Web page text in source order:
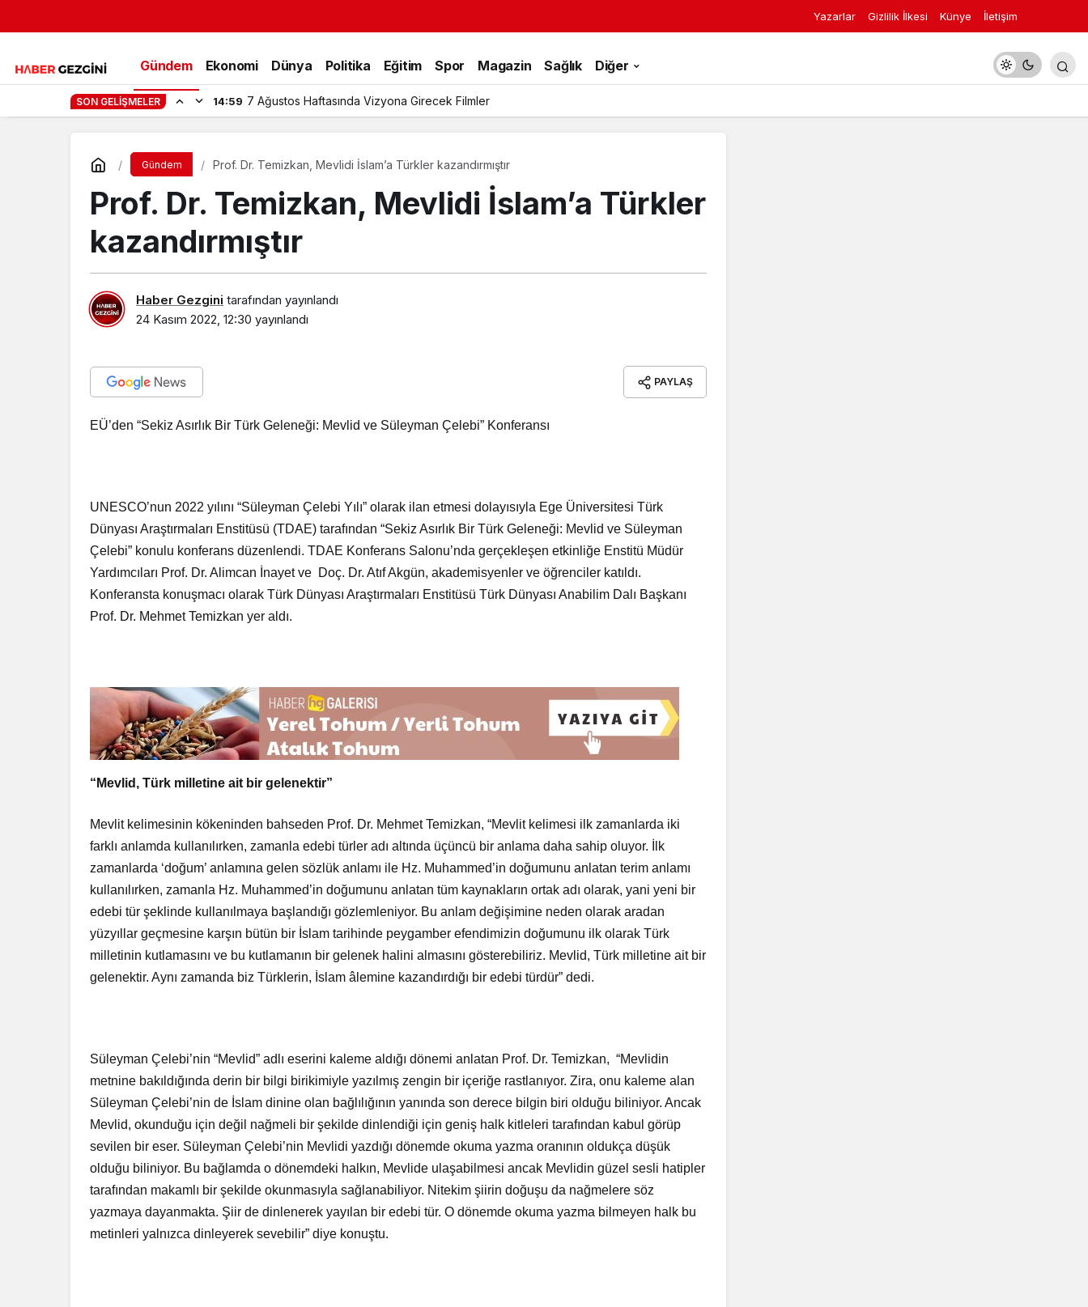
Yazarlar Gizlilik İlkesi Künye İletişim
Gündem Ekonomi Dünya Politika Eğitim Spor Magazin Sağlık Diğer
SON GELIŞMELER 14:59 7 Ağustos Haftasında Vizyona Girecek Filmler
Gündem Prof. Dr. Temizkan, Mevlidi İslam’a Türkler kazandırmıştır
Prof. Dr. Temizkan, Mevlidi İslam’a Türkler
kazandırmıştır
Haber Gezgini tarafından yayınlandı
24 Kasım 2022, 12:30 yayınlandı
PAYLAŞ
EÜ’den “Sekiz Asırlık Bir Türk Geleneği: Mevlid ve Süleyman Çelebi” Konferansı
UNESCO’nun 2022 yılını “Süleyman Çelebi Yılı” olarak ilan etmesi dolayısıyla Ege Üniversitesi Türk
Dünyası Araştırmaları Enstitüsü (TDAE) tarafından “Sekiz Asırlık Bir Türk Geleneği: Mevlid ve Süleyman
Çelebi” konulu konferans düzenlendi. TDAE Konferans Salonu’nda gerçekleşen etkinliğe Enstitü Müdür
Yardımcıları Prof. Dr. Alimcan İnayet ve Doç. Dr. Atıf Akgün, akademisyenler ve öğrenciler katıldı.
Konferansta konuşmacı olarak Türk Dünyası Araştırmaları Enstitüsü Türk Dünyası Anabilim Dalı Başkanı
Prof. Dr. Mehmet Temizkan yer aldı.
“Mevlid, Türk milletine ait bir gelenektir”
Mevlit kelimesinin kökeninden bahseden Prof. Dr. Mehmet Temizkan, “Mevlit kelimesi ilk zamanlarda iki
farklı anlamda kullanılırken, zamanla edebi türler adı altında üçüncü bir anlama daha sahip oluyor. İlk
zamanlarda ‘doğum’ anlamına gelen sözlük anlamı ile Hz. Muhammed’in doğumunu anlatan terim anlamı
kullanılırken, zamanla Hz. Muhammed’in doğumunu anlatan tüm kaynakların ortak adı olarak, yani yeni bir
edebi tür şeklinde kullanılmaya başlandığı gözlemleniyor. Bu anlam değişimine neden olarak aradan
yüzyıllar geçmesine karşın bütün bir İslam tarihinde peygamber efendimizin doğumunu ilk olarak Türk
milletinin kutlamasını ve bu kutlamanın bir gelenek halini almasını gösterebiliriz. Mevlid, Türk milletine ait bir
gelenektir. Aynı zamanda biz Türklerin, İslam âlemine kazandırdığı bir edebi türdür” dedi.
Süleyman Çelebi’nin “Mevlid” adlı eserini kaleme aldığı dönemi anlatan Prof. Dr. Temizkan, “Mevlidin
metnine bakıldığında derin bir bilgi birikimiyle yazılmış zengin bir içeriğe rastlanıyor. Zira, onu kaleme alan
Süleyman Çelebi’nin de İslam dinine olan bağlılığının yanında son derece bilgin biri olduğu biliniyor. Ancak
Mevlid, okunduğu için değil nağmeli bir şekilde dinlendiği için geniş halk kitleleri tarafından kabul görüp
sevilen bir eser. Süleyman Çelebi’nin Mevlidi yazdığı dönemde okuma yazma oranının oldukça düşük
olduğu biliniyor. Bu bağlamda o dönemdeki halkın, Mevlide ulaşabilmesi ancak Mevlidin güzel sesli hatipler
tarafından makamlı bir şekilde okunmasıyla sağlanabiliyor. Nitekim şiirin doğuşu da nağmelere söz
yazmaya dayanmakta. Şiir de dinlenerek yayılan bir edebi tür. O dönemde okuma yazma bilmeyen halk bu
metinleri yalnızca dinleyerek sevebilir” diye konuştu.